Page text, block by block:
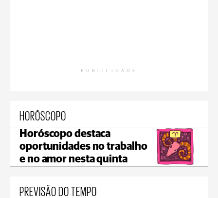
PUBLICIDADE
HORÓSCOPO
Horóscopo destaca
oportunidades no trabalho
e no amor nesta quinta
PREVISÃO DO TEMPO